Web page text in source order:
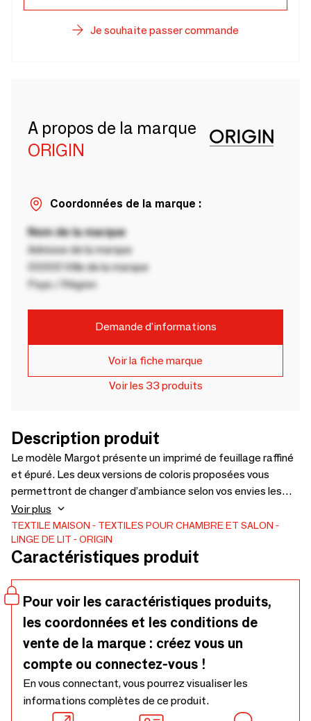
Je souhaite passer commande
A propos de la marque
ORIGIN
Coordonnées de la marque :
Nom de la marque
Adresse de la marque
00000 Ville de la marque
Pays / Région
Demande d'informations
Voir la fiche marque
Voir les 33 produits
Description produit
Le modèle Margot présente un imprimé de feuillage raffiné
et épuré. Les deux versions de coloris proposées vous
permettront de changer d’ambiance selon vos envies les
plus déco !
Voir plus
TEXTILE MAISON
TEXTILES POUR CHAMBRE ET SALON
LINGE DE LIT
ORIGIN
Caractéristiques produit
Pour voir les caractéristiques produits,
les coordonnées et les conditions de
vente de la marque : créez vous un
compte ou connectez-vous !
En vous connectant, vous pourrez visualiser les
informations complètes de ce produit.